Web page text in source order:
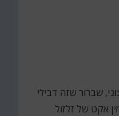
שברור שזה דבילי
אקט של זלזול